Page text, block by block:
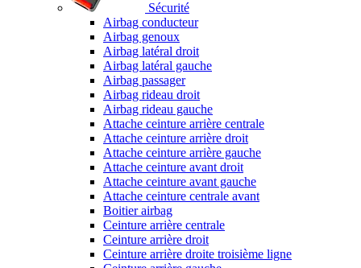
Sécurité
Airbag conducteur
Airbag genoux
Airbag latéral droit
Airbag latéral gauche
Airbag passager
Airbag rideau droit
Airbag rideau gauche
Attache ceinture arrière centrale
Attache ceinture arrière droit
Attache ceinture arrière gauche
Attache ceinture avant droit
Attache ceinture avant gauche
Attache ceinture centrale avant
Boitier airbag
Ceinture arrière centrale
Ceinture arrière droit
Ceinture arrière droite troisième ligne